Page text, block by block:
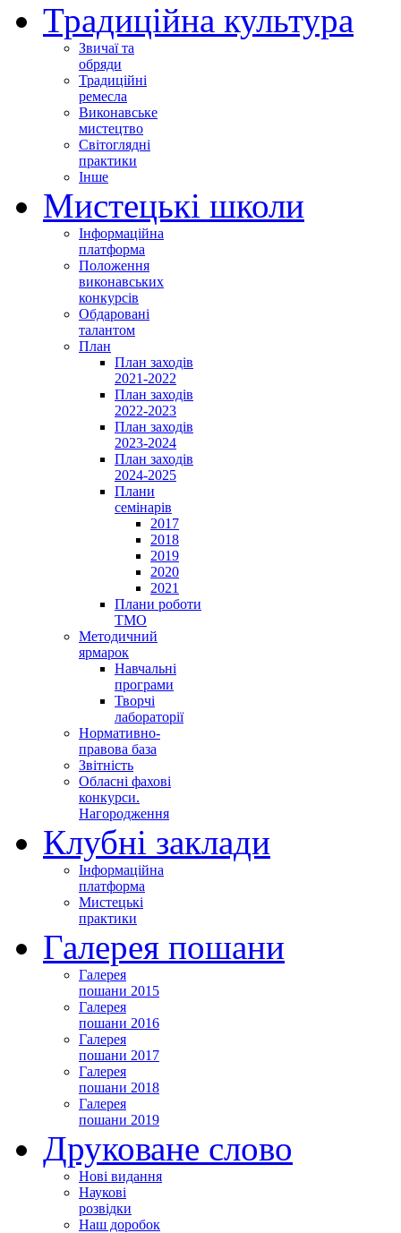
Традиційна культура
Звичаї та
обряди
Традиційні
ремесла
Виконавське
мистецтво
Світоглядні
практики
Інше
Мистецькі школи
Інформаційна
платформа
Положення
виконавських
конкурсів
Обдаровані
талантом
План
План заходів
2021-2022
План заходів
2022-2023
План заходів
2023-2024
План заходів
2024-2025
Плани
семінарів
2017
2018
2019
2020
2021
Плани роботи
ТМО
Методичний
ярмарок
Навчальні
програми
Творчі
лабораторії
Нормативно-
правова база
Звітність
Обласні фахові
конкурси.
Нагородження
Клубні заклади
Інформаційна
платформа
Мистецькі
практики
Галерея пошани
Галерея
пошани 2015
Галерея
пошани 2016
Галерея
пошани 2017
Галерея
пошани 2018
Галерея
пошани 2019
Друковане слово
Нові видання
Наукові
розвідки
Наш доробок